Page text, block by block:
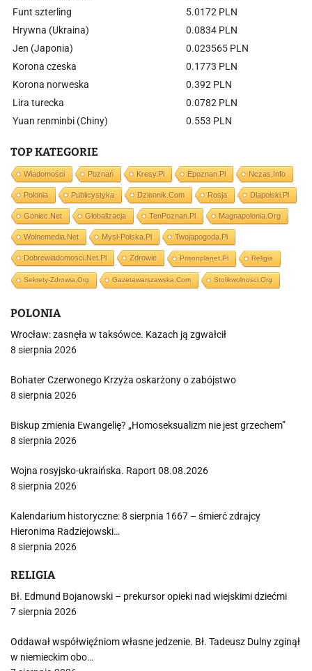
Funt szterling
5.0172 PLN
Hrywna (Ukraina)
0.0834 PLN
Jen (Japonia)
0.023565 PLN
Korona czeska
0.1773 PLN
Korona norweska
0.392 PLN
Lira turecka
0.0782 PLN
Yuan renminbi (Chiny)
0.553 PLN
TOP KATEGORIE
Wiadomości Poznań Kresy.pl Epoznan.pl Nczas.info
Polonia Publicystyka Dziennik.com Rosja Dlapolski.pl
Goniec.net Globalizacja TenPoznan.pl Magnapolonia.org
Wolnemedia.net Mysl-Polska.pl Twojapogoda.pl
Dobrewiadomosci.net.pl Zdrowie Prisonplanet.pl Religia
Sekrety-Zdrowia.org Gazetawarszawska.com Stolikwolnosci.org
POLONIA
Wrocław: zasnęła w taksówce. Kazach ją zgwałcił
8 sierpnia 2026
Bohater Czerwonego Krzyża oskarżony o zabójstwo
8 sierpnia 2026
Biskup zmienia Ewangelię? „Homoseksualizm nie jest grzechem”
8 sierpnia 2026
Wojna rosyjsko-ukraińska. Raport 08.08.2026
8 sierpnia 2026
Kalendarium historyczne: 8 sierpnia 1667 – śmierć zdrajcy
Hieronima Radziejowski…
8 sierpnia 2026
RELIGIA
Bł. Edmund Bojanowski – prekursor opieki nad wiejskimi dziećmi
7 sierpnia 2026
Oddawał współwięźniom własne jedzenie. Bł. Tadeusz Dulny zginął
w niemieckim obo…